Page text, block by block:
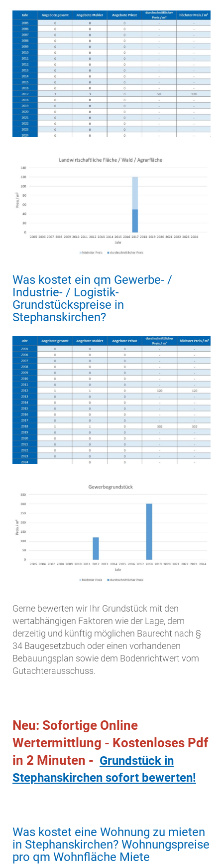
Was kostet ein qm Gewerbe- /
Industrie- / Logistik-
Grundstückspreise in
Stephanskirchen?
Gerne bewerten wir Ihr Grundstück mit den
wertabhängigen Faktoren wie der Lage, dem
derzeitig und künftig möglichen Baurecht nach §
34 Baugesetzbuch oder einen vorhandenen
Bebauungsplan sowie dem Bodenrichtwert vom
Gutachterausschuss.
Neu: Sofortige Online
Wertermittlung - Kostenloses Pdf
in 2 Minuten - Grundstück in
Stephanskirchen sofort bewerten!
Was kostet eine Wohnung zu mieten
in Stephanskirchen? Wohnungspreise
pro qm Wohnfläche Miete